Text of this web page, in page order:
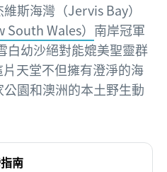
斯海灣（Jervis Bay）
Wales） 南岸冠軍
白幼沙絕對能媲美聖靈群
天堂不但擁有澄淨的海
園和澳洲的本土野生動
南